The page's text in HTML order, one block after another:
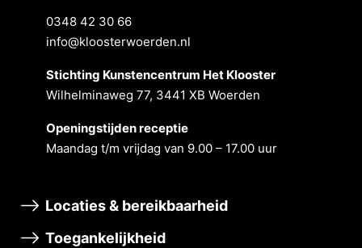
0348 42 30 66
info@kloosterwoerden.nl
Stichting Kunstencentrum Het Klooster
Wilhelminaweg 77, 3441 XB Woerden
Openingstĳden receptie
Maandag t/m vrĳdag van 9.00 – 17.00 uur
Locaties & bereikbaarheid
Toegankelijkheid